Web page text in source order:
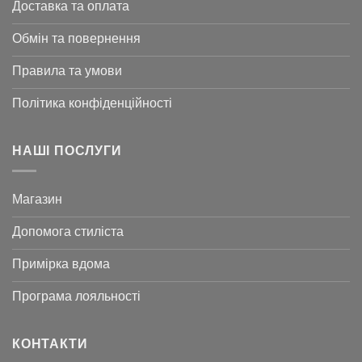
Доставка та оплата
Обмін та повернення
Правила та умови
Політика конфіденційності
НАШІ ПОСЛУГИ
Магазин
Допомога стиліста
Примірка вдома
Програма лояльності
КОНТАКТИ